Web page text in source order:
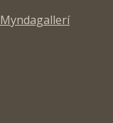
Myndagallerí